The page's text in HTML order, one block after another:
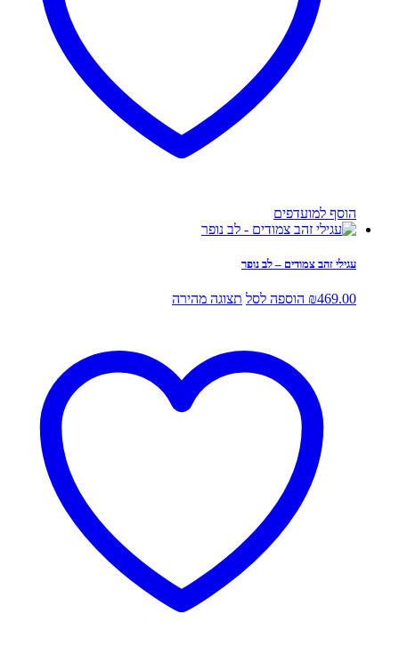
הוסף למועדפים
עגילי זהב צמודים – לב נופר
₪469.00 הוספה לסל תצוגה מהירה